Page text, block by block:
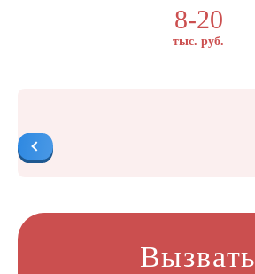
8-20
тыс. руб.
Вызвать